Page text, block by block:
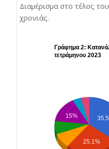
Διαμέρισμα στο τέλος
χρονιάς.
Γράφημα 2:
τετράμηνου 2023
15%
25.1%